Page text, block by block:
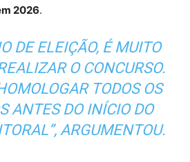
2026.
DE ELEIÇÃO, É MUITO
O CONCURSO.
TODOS OS
ANTES DO INÍCIO DO
ARGUMENTOU.